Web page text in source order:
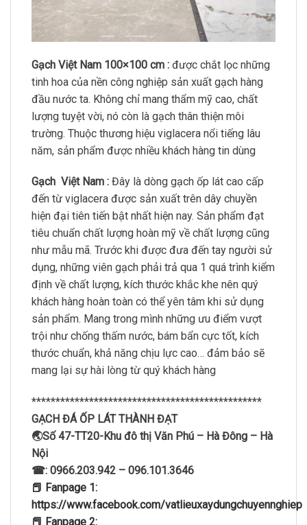
Gạch Việt Nam 100×100 cm : được chắt lọc những
tinh hoa của nền công nghiệp sản xuất gạch hàng
đầu nước ta. Không chỉ mang thẩm mỹ cao, chất
lượng tuyệt vời, nó còn là gạch thân thiện môi
trường. Thuộc thương hiệu viglacera nổi tiếng lâu
năm, sản phẩm được nhiều khách hàng tin dùng
Gạch Việt Nam : Đây là dòng gạch ốp lát cao cấp
đến từ viglacera được sản xuất trên dây chuyền
hiện đại tiên tiến bật nhất hiện nay. Sản phẩm đạt
tiêu chuẩn chất lượng hoàn mỹ về chất lượng cũng
như mẫu mã. Trước khi được đưa đến tay người sử
dụng, những viên gạch phải trả qua 1 quá trình kiểm
định về chất lượng, kích thước khắc khe nên quý
khách hàng hoàn toàn có thể yên tâm khi sử dụng
sản phẩm. Mang trong mình những ưu điểm vượt
trội như chống thấm nước, bám bẩn cực tốt, kích
thước chuẩn, khả năng chịu lực cao… đảm bảo sẽ
mang lại sự hài lòng từ quý khách hàng
************************************************
GẠCH ĐÁ ỐP LÁT THÀNH ĐẠT
🌏Số 47-TT20-Khu đô thị Văn Phú – Hà Đông – Hà
Nội
☎: 0966.203.942 – 096.101.3646
📕 Fanpage 1:
https://www.facebook.com/vatlieuxaydungchuyennghiep
📕 Fanpage 2: